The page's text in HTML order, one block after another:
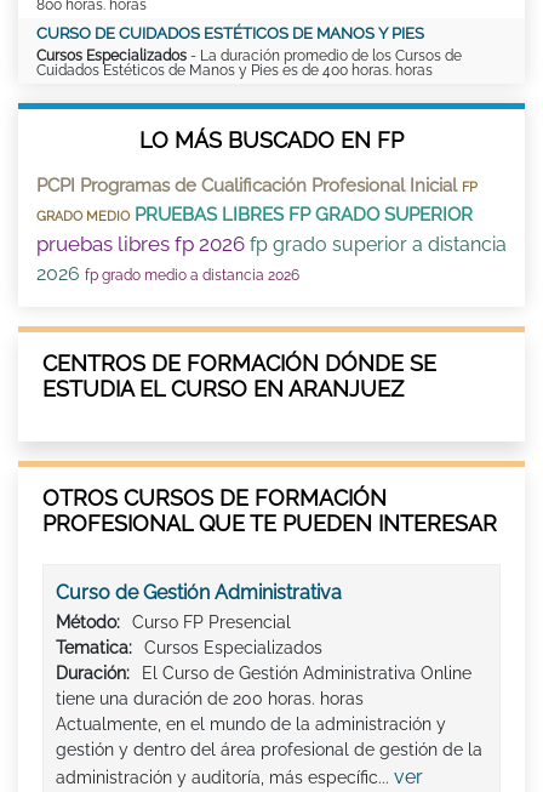
800 horas. horas
CURSO DE CUIDADOS ESTÉTICOS DE MANOS Y PIES
Cursos Especializados - La duración promedio de los Cursos de
Cuidados Estéticos de Manos y Pies es de 400 horas. horas
LO MÁS BUSCADO EN FP
PCPI Programas de Cualificación Profesional Inicial FP
GRADO MEDIO PRUEBAS LIBRES FP GRADO SUPERIOR
pruebas libres fp 2026 fp grado superior a distancia
2026 fp grado medio a distancia 2026
CENTROS DE FORMACIÓN DÓNDE SE
ESTUDIA EL CURSO EN ARANJUEZ
OTROS CURSOS DE FORMACIÓN
PROFESIONAL QUE TE PUEDEN INTERESAR
Curso de Gestión Administrativa
Método:
Curso FP Presencial
Tematica:
Cursos Especializados
Duración:
El Curso de Gestión Administrativa Online
tiene una duración de 200 horas. horas
Actualmente, en el mundo de la administración y
gestión y dentro del área profesional de gestión de la
administración y auditoría, más específic... ver